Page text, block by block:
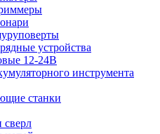
устройства
12-24В
инструмента
станки
сверл